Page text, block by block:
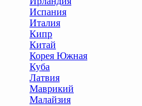
Испания
Италия
Кипр
Китай
Корея Южная
Куба
Латвия
Маврикий
Малайзия